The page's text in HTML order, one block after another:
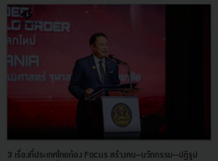
3 เรื่องที่ประเทศไทยต้อง Focus สร้างคน–นวัตกรรม–ปฏิรูป